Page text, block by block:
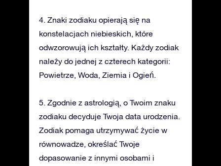
4. Znaki zodiaku opierają się na
konstelacjach niebieskich, które
odwzorowują ich kształty. Każdy zodiak
należy do jednej z czterech kategorii:
Powietrze, Woda, Ziemia i Ogień.
5. Zgodnie z astrologią, o Twoim znaku
zodiaku decyduje Twoja data urodzenia.
Zodiak pomaga utrzymywać życie w
równowadze, określać Twoje
dopasowanie z innymi osobami i